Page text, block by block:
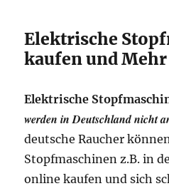
Elektrische
kaufen und
Elektrische
werden in Deutschland nicht
deutsche Raucher
Stopfmaschinen z.B. in
online kaufen und sich